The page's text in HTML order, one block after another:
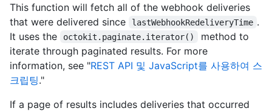
This function will fetch all of the webhook deliveries
that were delivered since
lastWebhookRedeliveryTime .
It uses the
octokit.paginate.iterator()
method to
iterate through paginated results. For more
information, see "REST API 및 JavaScript를 사용하여 스
크립팅."
If a page of results includes deliveries that occurred